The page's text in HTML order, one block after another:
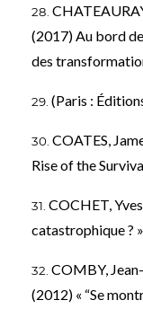
(2017) Au bord
des
(Paris :
COATES,
Rise of the
COCHET,
catastrophique ?
COMBY,
(2012) « “Se